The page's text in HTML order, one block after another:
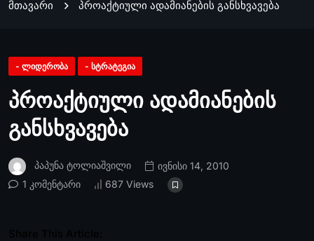
მთავარი პროაქტიული ადამიანების განსხვავება
- ლიდერობა - სტრატეგია
პროაქტიული ადამიანების
განსხვავება
Პაპუნა Ტოლიაშვილი
ივნისი 14, 2010
1 კომენტარი
687 Views